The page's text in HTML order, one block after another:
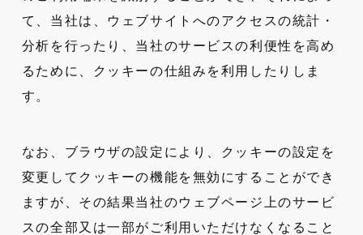
て、当社は、ウェブサイトへのアクセスの統計・
分析を行ったり、当社のサービスの利便性を高め
るために、クッキーの仕組みを利用したりしま
す。
なお、ブラウザの設定により、クッキーの設定を
変更してクッキーの機能を無効にすることができ
ますが、その結果当社のウェブページ上のサービ
スの全部又は一部がご利用いただけなくなること